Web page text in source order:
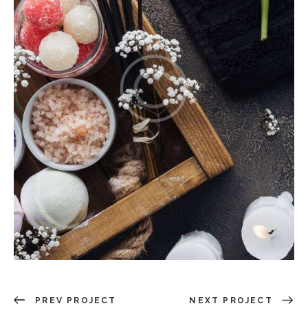
PREV PROJECT NEXT PROJECT